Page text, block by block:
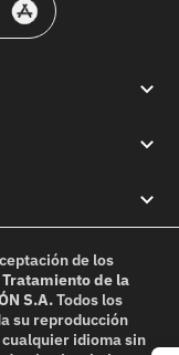
de los
de la
S.A.Todos los
su reproducción
idioma sin